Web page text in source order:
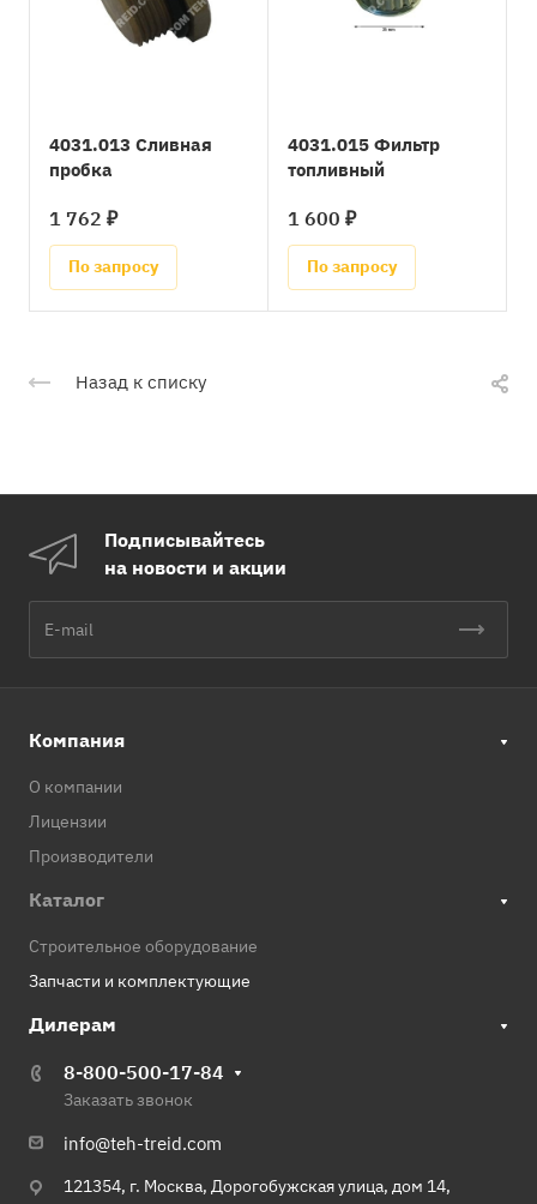
4031.013 Сливная
пробка
1 762 ₽
По запросу
4031.015 Фильтр
топливный
1 600 ₽
По запросу
Назад к списку
Подписывайтесь
на новости и акции
Компания
О компании
Лицензии
Производители
Каталог
Строительное оборудование
Запчасти и комплектующие
Дилерам
8-800-500-17-84
Заказать звонок
info@teh-treid.com
121354, г. Москва, Дорогобужская улица, дом 14,